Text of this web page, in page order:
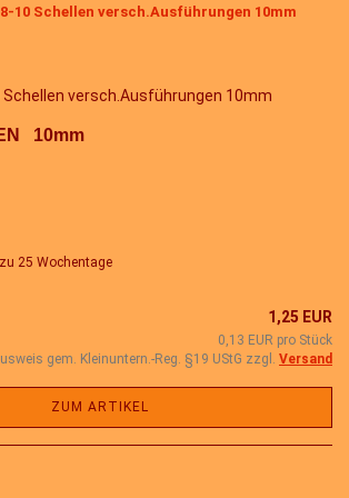
Schellen versch.Ausführungen 10mm
10mm
25 Wochentage
1,25 EUR
0,13 EUR pro Stück
gem. Kleinuntern.-Reg. §19 UStG zzgl. Versand
ZUM ARTIKEL